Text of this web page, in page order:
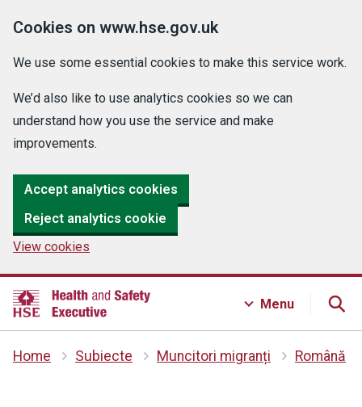
Cookies on www.hse.gov.uk
We use some essential cookies to make this service work.
We’d also like to use analytics cookies so we can
understand how you use the service and make
improvements.
Accept analytics cookies
Reject analytics cookie
View cookies
Menu
Home Subiecte Muncitori migranți Română